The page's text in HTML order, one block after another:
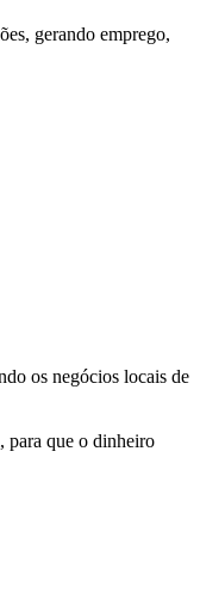
gerando emprego,
os negócios locais de
para que o dinheiro